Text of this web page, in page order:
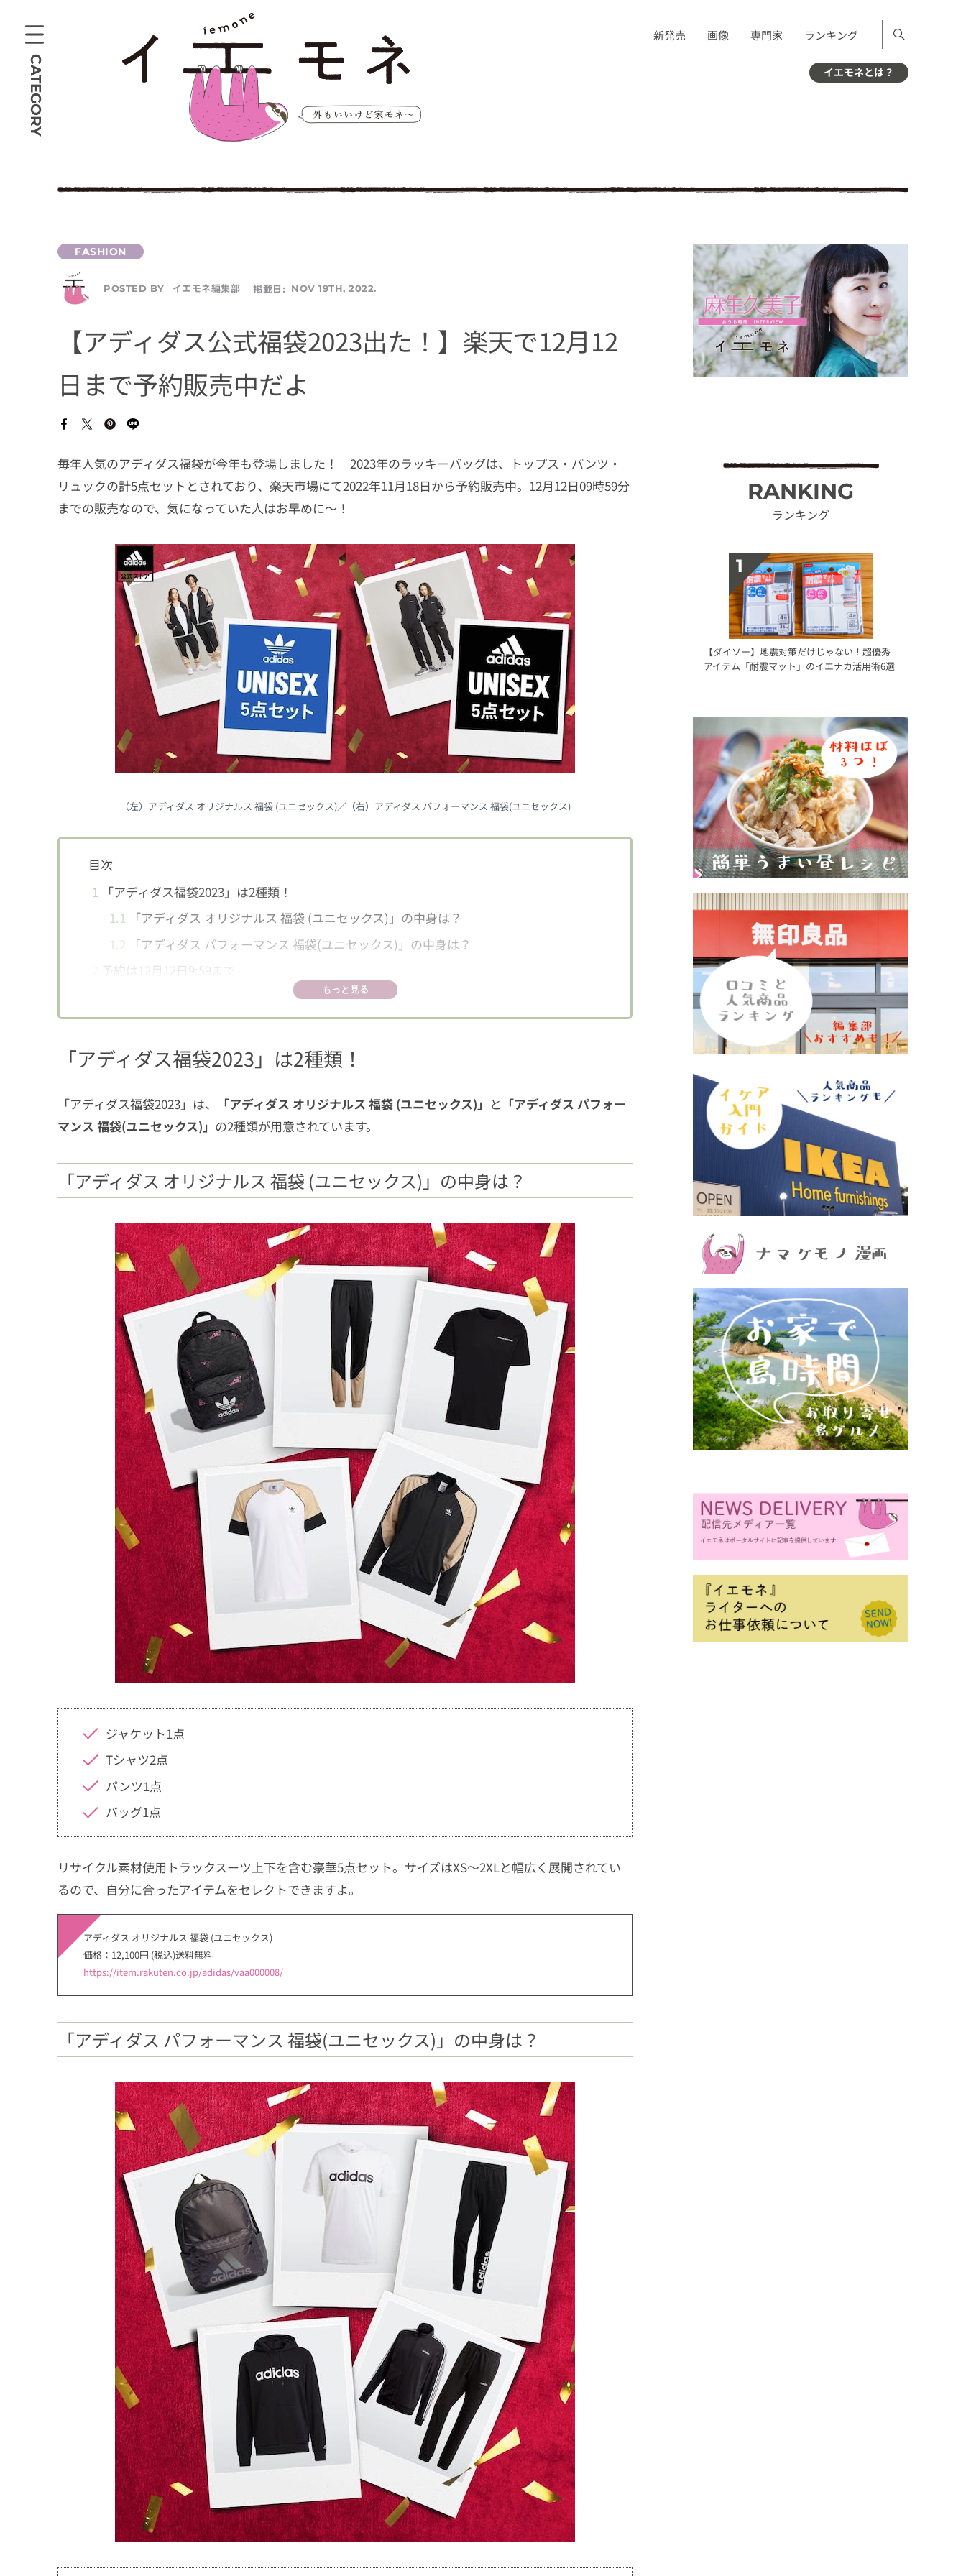
CATEGORY
新発売 画像 専門家 ランキング
イエモネとは？
POSTED BY イエモネ編集部 掲載日: NOV 19TH, 2022.
【アディダス公式福袋2023出た！】楽天で12月12
日まで予約販売中だよ
毎年人気のアディダス福袋が今年も登場しました！ 2023年のラッキーバッグは、トップス・パンツ・
リュックの計5点セットとされており、楽天市場にて2022年11月18日から予約販売中。12月12日09時59分
までの販売なので、気になっていた人はお早めに〜！
（左）アディダス オリジナルス 福袋 (ユニセックス)／（右）アディダス パフォーマンス 福袋(ユニセックス)
目次
1
「アディダス福袋2023」は2種類！
1.1 「アディダス オリジナルス 福袋 (ユニセックス)」の中身は？
1.2 「アディダス パフォーマンス 福袋(ユニセックス)」の中身は？
予約は12月12日9:59まで
もっと見る
「アディダス福袋2023」は2種類！
「アディダス福袋2023」は、 「アディダス オリジナルス 福袋 (ユニセックス)」 と 「アディダス パフォー
マンス 福袋(ユニセックス)」 の2種類が用意されています。
「アディダス オリジナルス 福袋 (ユニセックス)」の中身は？
ジャケット1点
Tシャツ2点
パンツ1点
バッグ1点
リサイクル素材使用トラックスーツ上下を含む豪華5点セット。サイズはXS〜2XLと幅広く展開されてい
るので、自分に合ったアイテムをセレクトできますよ。
アディダス オリジナルス 福袋 (ユニセックス)
価格：12,100円 (税込)送料無料
https://item.rakuten.co.jp/adidas/vaa000008/
「アディダス パフォーマンス 福袋(ユニセックス)」の中身は？
RANKING
ランキング
【ダイソー】地震対策だけじゃない！超優秀
アイテム「耐震マット」のイエナカ活用術6選